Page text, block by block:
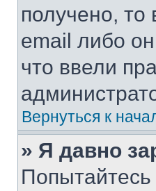
получено,
email либо
что ввели
Вернуться к
» Я давно